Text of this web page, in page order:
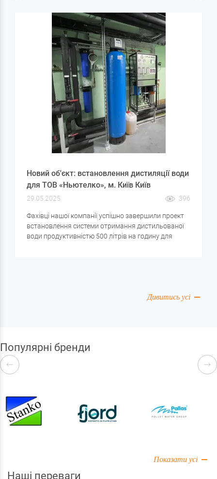
Новий об'єкт: встановлення дистиляції води
для ТОВ «Ньютелко», м. Київ Київ
29.05.2025 396
Фахівці нашої компанії успішно завершили проект
встановлення системи отримання дистильованої
води продуктивністю 500 літрів на годину для
Дивитись усі
Популярні бренди
Показати усі
Наші переваги